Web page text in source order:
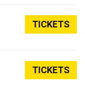
TICKETS
TICKETS